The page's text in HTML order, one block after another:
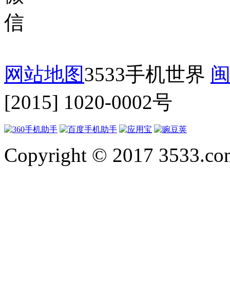
网站地图3533手机世界
[2015] 1020-0002号
Copyright © 2017